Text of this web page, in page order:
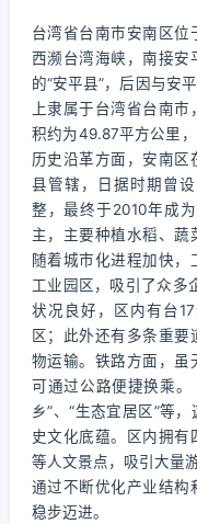
台湾省台南市安南区位
西濒台湾海峡，南接安
的“安平县”，后因与安
上隶属于台湾省台南
积约为49.87平方公里
历史沿革方面，安南区
县管辖，日据时期曾
整，最终于2010年成
主，主要种植水稻、蔬
随着城市化进程加快
工业园区，吸引了众多
状况良好，区内有台
区；此外还有多条重
物运输。铁路方面，虽
可通过公路便捷换乘。
乡”、“生态宜居区”等
史文化底蕴。区内拥有
等人文景点，吸引大量
通过不断优化产业结构
稳步迈进。